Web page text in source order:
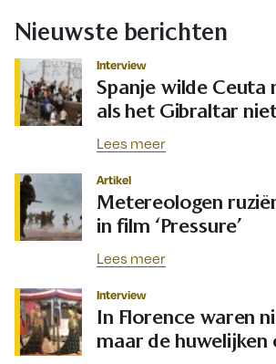
Nieuwste berichten
Interview
Spanje wilde Ceuta
als het Gibraltar
Lees meer
Artikel
Metereologen
in film ‘Pressure’
Lees meer
Interview
In Florence waren
maar de huwelijken